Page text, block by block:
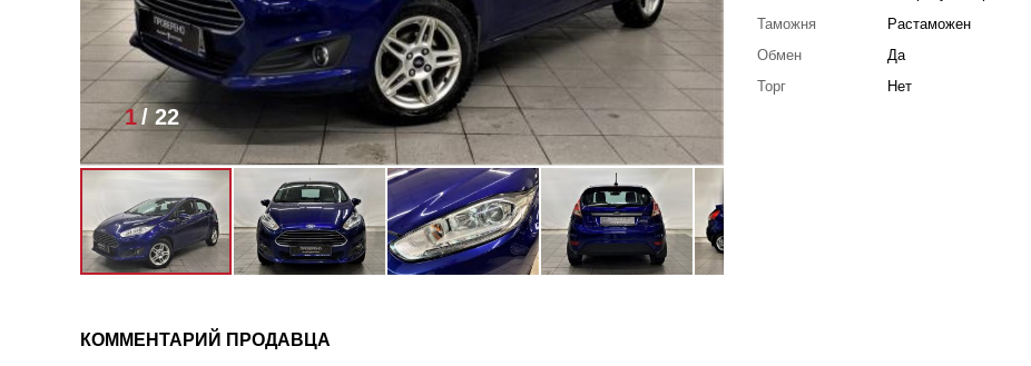
1/ 22
Таможня
Растаможен
Обмен
Да
Торг
Нет
КОММЕНТАРИЙ ПРОДАВЦА